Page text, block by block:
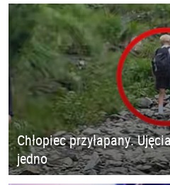
Chłopiec przyłapany.
jedno